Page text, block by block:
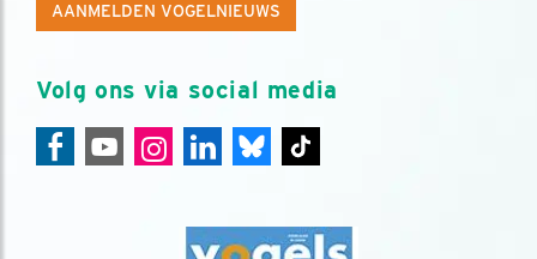
AANMELDEN VOGELNIEUWS
Volg ons via social media